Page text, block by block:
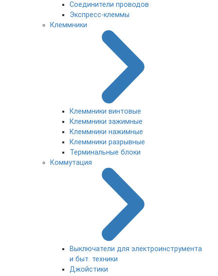
Соединители проводов
Экспресс-клеммы
Клеммники
Клеммники винтовые
Клеммники зажимные
Клеммники нажимные
Клеммники разрывные
Терминальные блоки
Коммутация
Выключатели для электроинструмента
и быт. техники
Джойстики